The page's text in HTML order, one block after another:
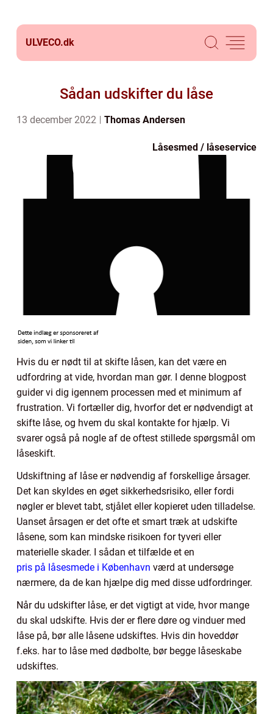
ULVECO.dk
Sådan udskifter du låse
13 december 2022 Thomas Andersen
Låsesmed / låseservice
Hvis du er nødt til at skifte låsen, kan det være en
udfordring at vide, hvordan man gør. I denne blogpost
guider vi dig igennem processen med et minimum af
frustration. Vi fortæller dig, hvorfor det er nødvendigt at
skifte låse, og hvem du skal kontakte for hjælp. Vi
svarer også på nogle af de oftest stillede spørgsmål om
låseskift.
Udskiftning af låse er nødvendig af forskellige årsager.
Det kan skyldes en øget sikkerhedsrisiko, eller fordi
nøgler er blevet tabt, stjålet eller kopieret uden tilladelse.
Uanset årsagen er det ofte et smart træk at udskifte
låsene, som kan mindske risikoen for tyveri eller
materielle skader. I sådan et tilfælde et en
pris på låsesmede i København værd at undersøge
nærmere, da de kan hjælpe dig med disse udfordringer.
Når du udskifter låse, er det vigtigt at vide, hvor mange
du skal udskifte. Hvis der er flere døre og vinduer med
låse på, bør alle låsene udskiftes. Hvis din hoveddør
f.eks. har to låse med dødbolte, bør begge låseskabe
udskiftes.